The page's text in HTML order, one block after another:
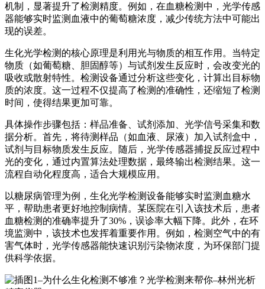
机制，显著提升了检测精度。例如，在血糖检测中，光学传感
器能够实时监测血液中的葡萄糖浓度，减少传统方法中可能出
现的误差。
生化光学检测的核心原理是利用光与物质的相互作用。当特定
物质（如葡萄糖、胆固醇等）与试剂发生反应时，会改变光的
吸收或散射特性。检测设备通过分析这些变化，计算出目标物
质的浓度。这一过程不仅提高了检测的准确性，还缩短了检测
时间，使得结果更加可靠。
具体操作步骤包括：样品准备、试剂添加、光学信号采集和数
据分析。首先，将待测样品（如血液、尿液）加入试剂盒中，
试剂与目标物质发生反应。随后，光学传感器捕捉反应过程中
光的变化，通过内置算法处理数据，最终输出检测结果。这一
流程自动化程度高，适合大规模应用。
以糖尿病管理为例，生化光学检测设备能够实时监测血糖水
平，帮助患者更好地控制病情。某医院在引入该技术后，患者
血糖检测的准确率提升了30%，误诊率大幅下降。此外，在环
境监测中，该技术也发挥着重要作用。例如，检测空气中的有
害气体时，光学传感器能快速识别污染物浓度，为环保部门提
供科学依据。